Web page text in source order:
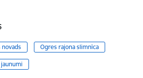
novads Ogres rajona slimnīca
jaunumi